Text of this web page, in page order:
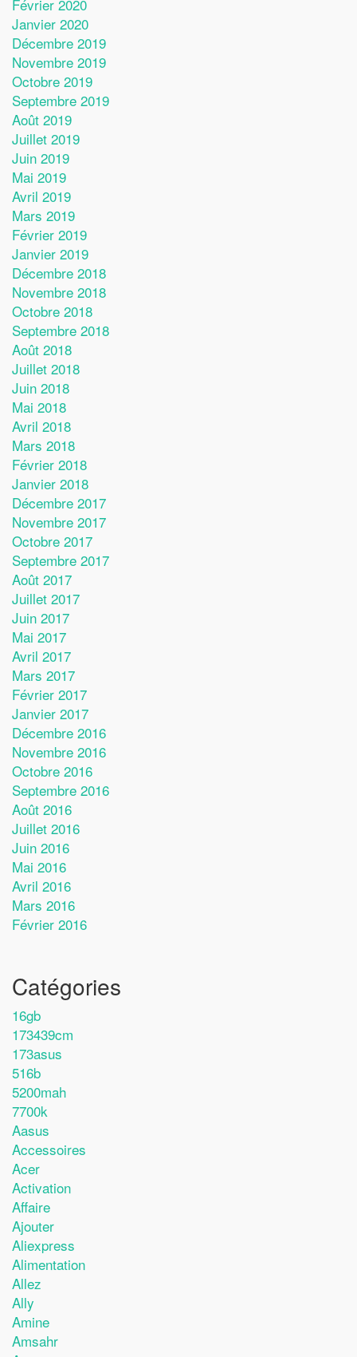
Février 2020
Janvier 2020
Décembre 2019
Novembre 2019
Octobre 2019
Septembre 2019
Août 2019
Juillet 2019
Juin 2019
Mai 2019
Avril 2019
Mars 2019
Février 2019
Janvier 2019
Décembre 2018
Novembre 2018
Octobre 2018
Septembre 2018
Août 2018
Juillet 2018
Juin 2018
Mai 2018
Avril 2018
Mars 2018
Février 2018
Janvier 2018
Décembre 2017
Novembre 2017
Octobre 2017
Septembre 2017
Août 2017
Juillet 2017
Juin 2017
Mai 2017
Avril 2017
Mars 2017
Février 2017
Janvier 2017
Décembre 2016
Novembre 2016
Octobre 2016
Septembre 2016
Août 2016
Juillet 2016
Juin 2016
Mai 2016
Avril 2016
Mars 2016
Février 2016
Catégories
16gb
173439cm
173asus
516b
5200mah
7700k
Aasus
Accessoires
Acer
Activation
Affaire
Ajouter
Aliexpress
Alimentation
Allez
Ally
Amine
Amsahr